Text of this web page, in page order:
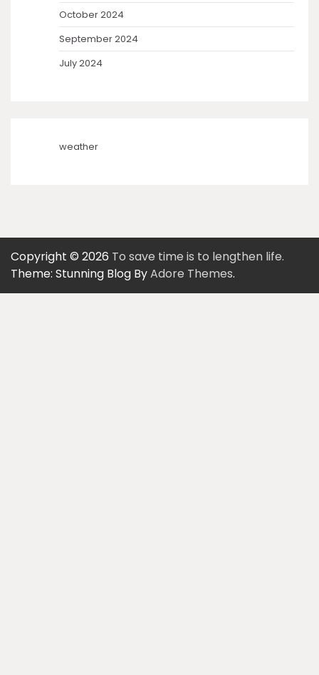
October 2024
September 2024
July 2024
weather
Copyright © 2026 To save time is to lengthen life.
Theme: Stunning Blog ByAdore Themes.